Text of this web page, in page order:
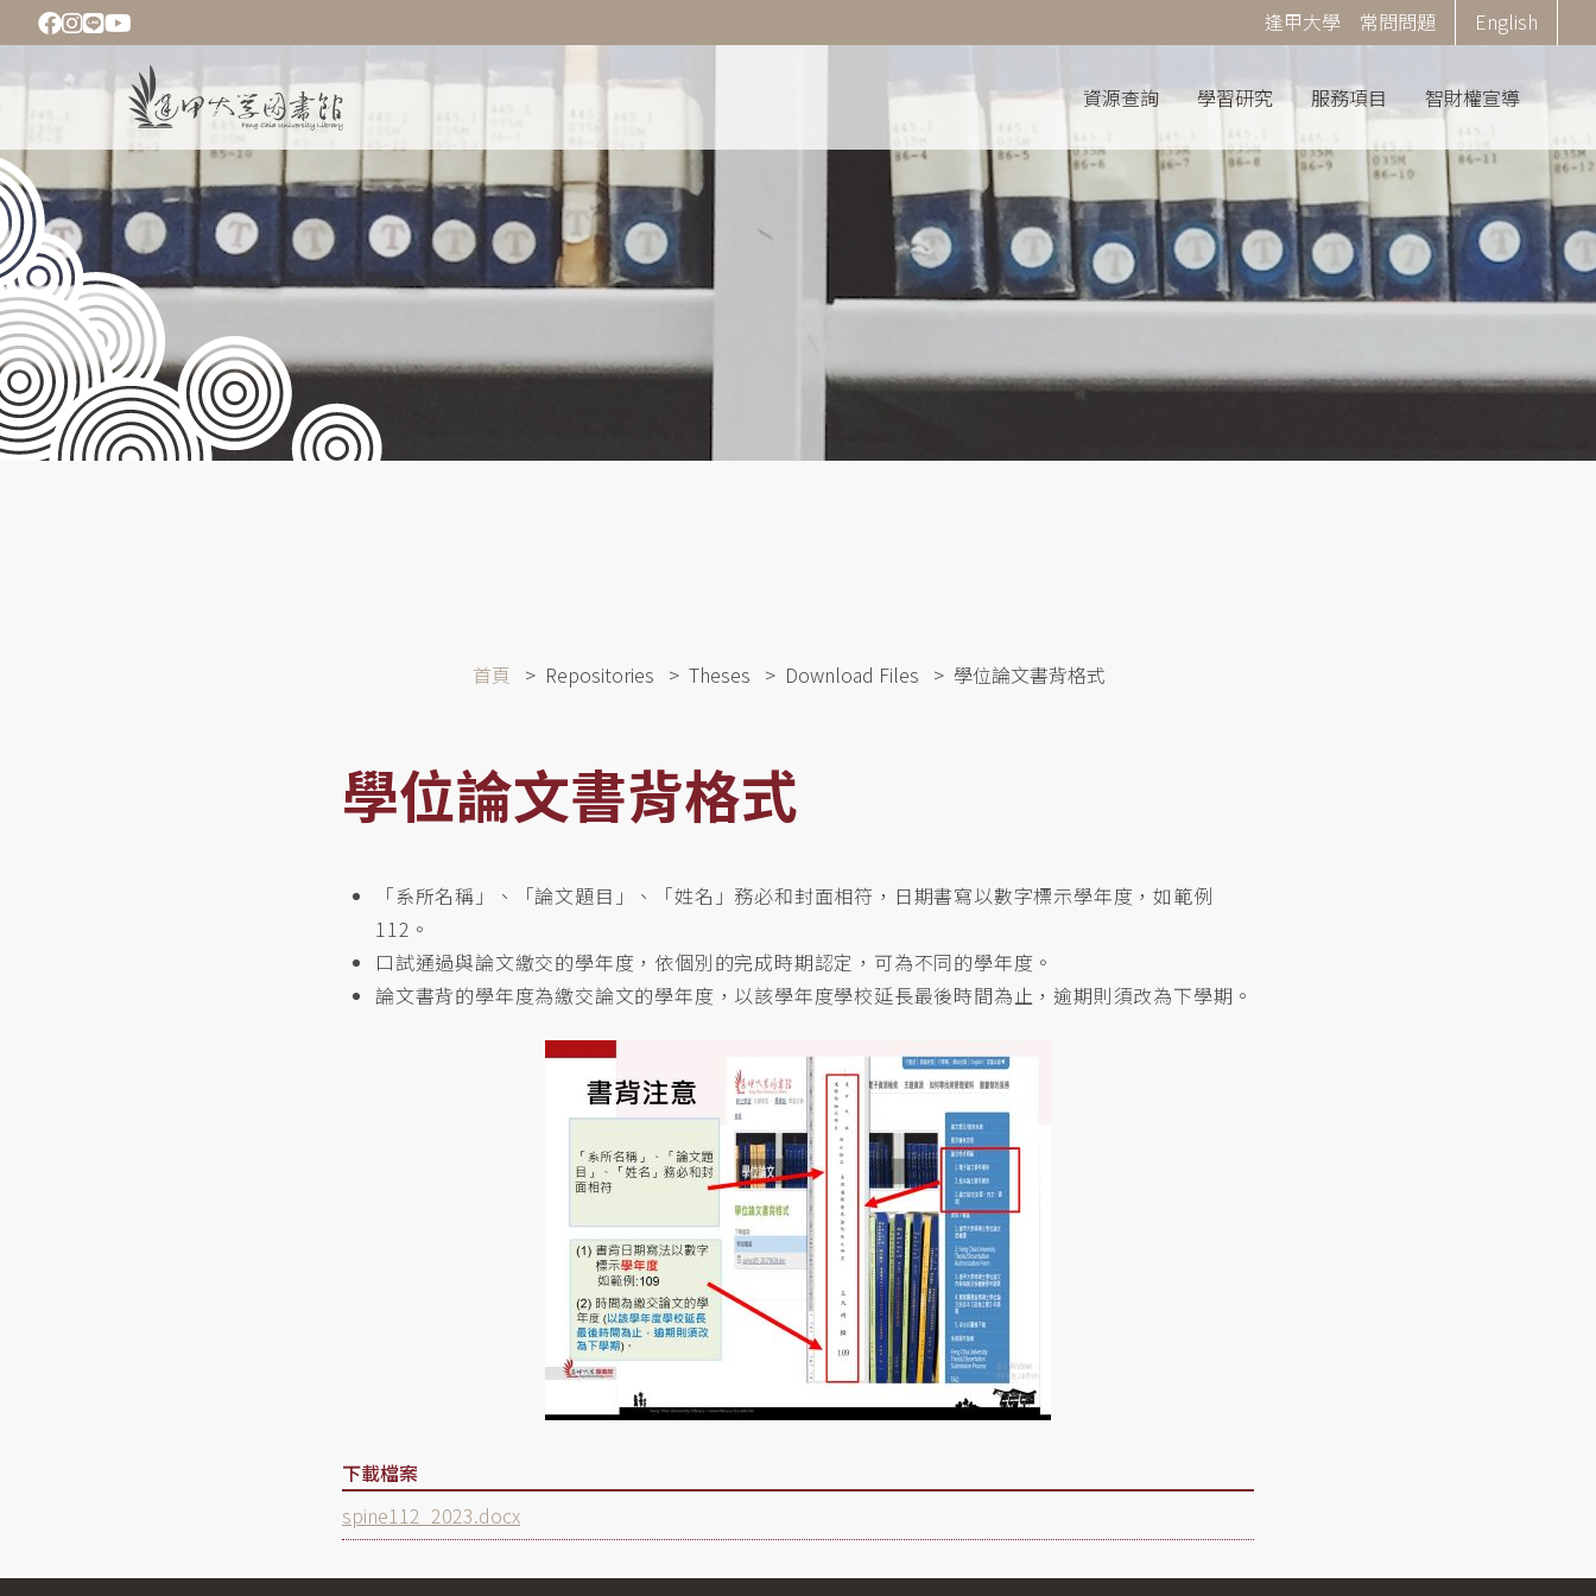
至
Corner
Menu
逢甲大學 常問問題 English
Main
資源查詢 學習研究 服務項目 智財權宣導
首頁 Repositories Theses Download Files 學位論文書背格式
學位論文書背格式
「系所名稱」、「論文題目」、「姓名」務必和封面相符，日期書寫以數字標示學年度 ，如範例
112。
口試通過與論文繳交的學年度，依個別的完成時期認定，可為不同的學年度。
論文書背的學年度為繳交論文的學年度，以該學年度學校延長最後時間為止，逾期則須改為下學期。
下載檔案
Document
spine112_2023.docx